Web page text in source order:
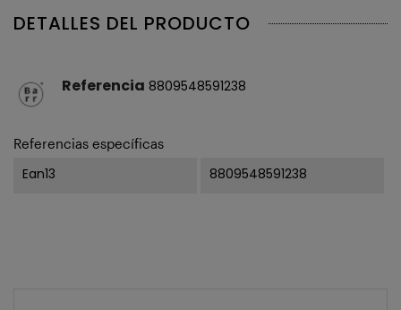
DETALLES DEL PRODUCTO
Referencia 8809548591238
Referencias específicas
Ean13 8809548591238